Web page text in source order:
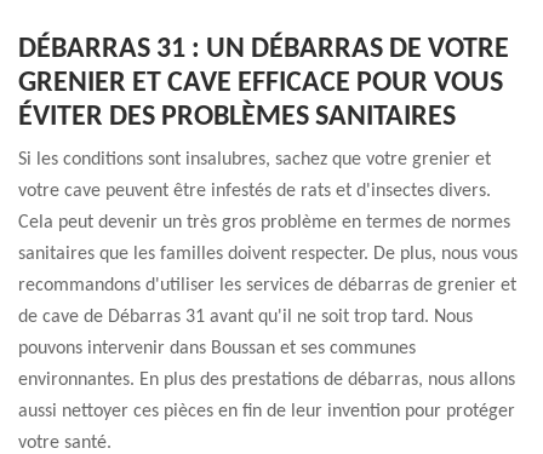
DÉBARRAS 31 : UN DÉBARRAS DE VOTRE
GRENIER ET CAVE EFFICACE POUR VOUS
ÉVITER DES PROBLÈMES SANITAIRES
Si les conditions sont insalubres, sachez que votre grenier et
votre cave peuvent être infestés de rats et d'insectes divers.
Cela peut devenir un très gros problème en termes de normes
sanitaires que les familles doivent respecter. De plus, nous vous
recommandons d'utiliser les services de débarras de grenier et
de cave de Débarras 31 avant qu'il ne soit trop tard. Nous
pouvons intervenir dans Boussan et ses communes
environnantes. En plus des prestations de débarras, nous allons
aussi nettoyer ces pièces en fin de leur invention pour protéger
votre santé.